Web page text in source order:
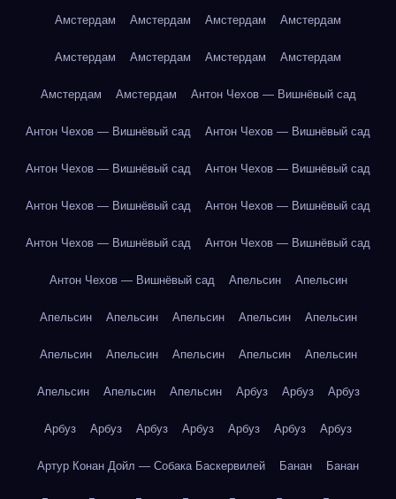
Амстердам Амстердам Амстердам Амстердам
Амстердам Амстердам Амстердам Амстердам
Амстердам Амстердам Антон Чехов — Вишнёвый сад
Антон Чехов — Вишнёвый сад Антон Чехов — Вишнёвый сад
Антон Чехов — Вишнёвый сад Антон Чехов — Вишнёвый сад
Антон Чехов — Вишнёвый сад Антон Чехов — Вишнёвый сад
Антон Чехов — Вишнёвый сад Антон Чехов — Вишнёвый сад
Антон Чехов — Вишнёвый сад Апельсин Апельсин
Апельсин Апельсин Апельсин Апельсин Апельсин
Апельсин Апельсин Апельсин Апельсин Апельсин
Апельсин Апельсин Апельсин Арбуз Арбуз Арбуз
Арбуз Арбуз Арбуз Арбуз Арбуз Арбуз Арбуз
Артур Конан Дойл — Собака Баскервилей Банан Банан